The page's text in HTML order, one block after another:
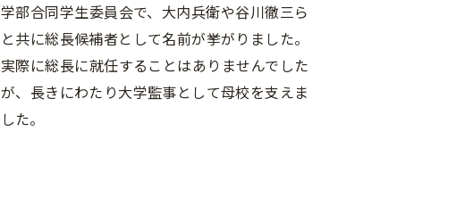
学部合同学生委員会で、大内兵衛や谷川徹三ら
と共に総長候補者として名前が挙がりました。
実際に総長に就任することはありませんでした
が、長きにわたり大学監事として母校を支えま
した。